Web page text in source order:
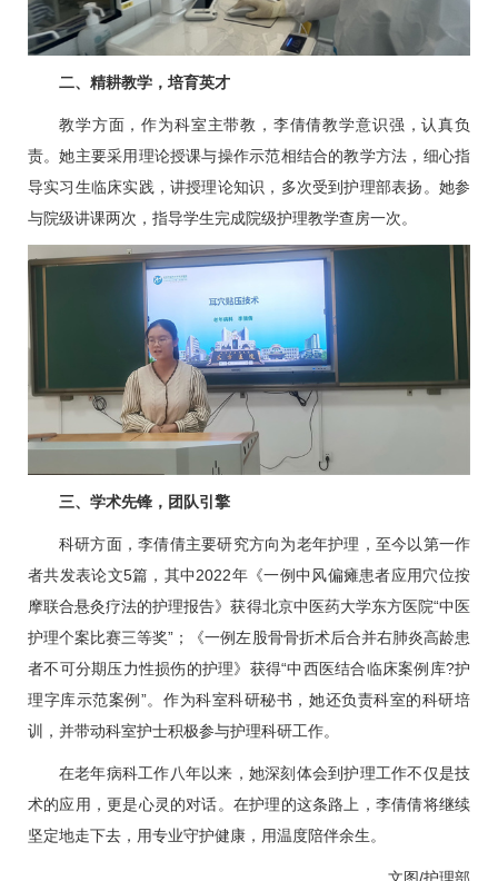
二、精耕教学，培育英才
教学方面，作为科室主带教，李倩倩教学意识强，认真负
责。她主要采用理论授课与操作示范相结合的教学方法，细心指
导实习生临床实践，讲授理论知识，多次受到护理部表扬。她参
与院级讲课两次，指导学生完成院级护理教学查房一次。
三、学术先锋，团队引擎
科研方面，李倩倩主要研究方向为老年护理，至今以第一作
者共发表论文5篇，其中2022年《一例中风偏瘫患者应用穴位按
摩联合悬灸疗法的护理报告》获得北京中医药大学东方医院“中医
护理个案比赛三等奖”；《一例左股骨骨折术后合并右肺炎高龄患
者不可分期压力性损伤的护理》获得“中西医结合临床案例库?护
理字库示范案例”。作为科室科研秘书，她还负责科室的科研培
训，并带动科室护士积极参与护理科研工作。
在老年病科工作八年以来，她深刻体会到护理工作不仅是技
术的应用，更是心灵的对话。在护理的这条路上，李倩倩将继续
坚定地走下去，用专业守护健康，用温度陪伴余生。